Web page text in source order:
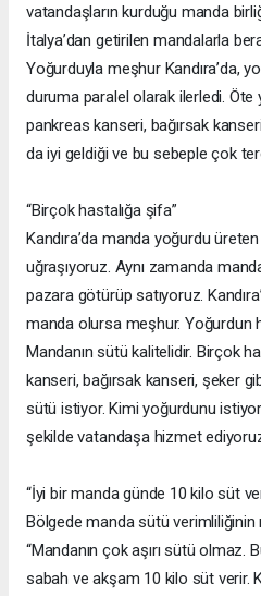
vatandaşların kurduğu manda
İtalya’dan getirilen mandalarla
Yoğurduyla meşhur Kandıra’da,
duruma paralel olarak ilerledi.
pankreas kanseri, bağırsak
da iyi geldiği ve bu sebeple çok
“Birçok hastalığa şifa”
Kandıra’da manda yoğurdu
uğraşıyoruz. Aynı zamanda
pazara götürüp satıyoruz.
manda olursa meşhur. Yoğurdun
Mandanın sütü kalitelidir. Birçok
kanseri, bağırsak kanseri, şeker
sütü istiyor. Kimi yoğurdunu
şekilde vatandaşa hizmet
“İyi bir manda günde 10 kilo süt
Bölgede manda sütü verimliliğinin
“Mandanın çok aşırı sütü olmaz.
sabah ve akşam 10 kilo süt verir.